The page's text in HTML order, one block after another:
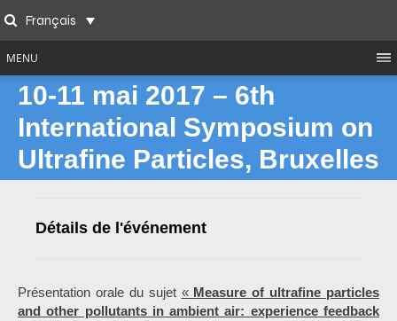
to
content
SearchFrançais
MENU
10-11 mai 2017 – 6th
International Symposium on
Ultrafine Particles, Bruxelles
Détails de l'événement
Présentation orale du sujet « Measure of ultrafine particles
and other pollutants in ambient air: experience feedback